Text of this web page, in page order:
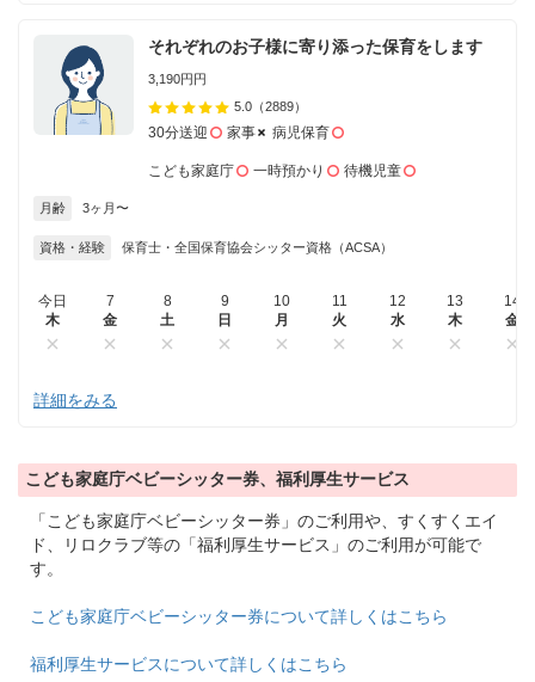
それぞれのお子様に寄り添った保育をします
3,190円円
5.0 （2889）
30分送迎 家事 病児保育
こども家庭庁 一時預かり 待機児童
月齢 3ヶ月〜
資格・経験 保育士・全国保育協会シッター資格（ACSA）
今日
木
7
金
8
土
9
日
10
月
11
火
12
水
13
木
14
金
詳細をみる
こども家庭庁ベビーシッター券、福利厚生サービス
「こども家庭庁ベビーシッター券」のご利用や、すくすくエイ
ド、リロクラブ等の「福利厚生サービス」のご利用が可能で
す。
こども家庭庁ベビーシッター券について詳しくはこちら
福利厚生サービスについて詳しくはこちら